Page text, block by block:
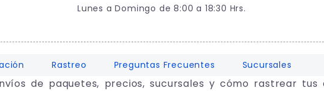
Lunes a Domingo de 8:00 a 18:30 Hrs.
Rastreo Preguntas Frecuentes Sucursales
de paquetes, precios, sucursales y cómo rastrear tus